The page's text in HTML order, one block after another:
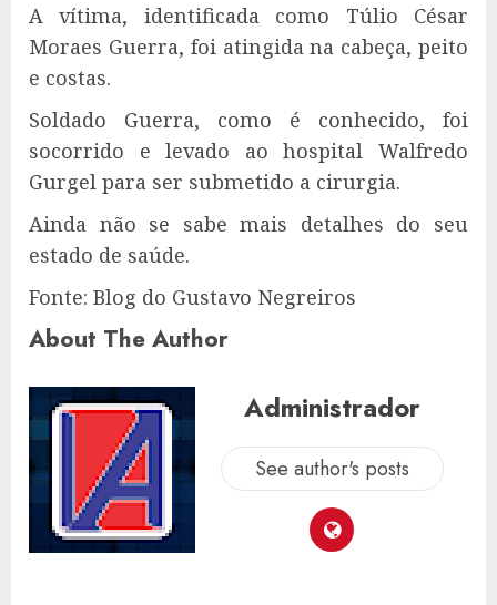
A vítima, identificada como Túlio César
Moraes Guerra, foi atingida na cabeça, peito
e costas.
Soldado Guerra, como é conhecido, foi
socorrido e levado ao hospital Walfredo
Gurgel para ser submetido a cirurgia.
Ainda não se sabe mais detalhes do seu
estado de saúde.
Fonte: Blog do Gustavo Negreiros
About The Author
Administrador
See author's posts